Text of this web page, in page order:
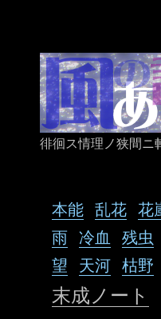
徘徊ス情理ノ狭間ニ
本能 乱花 花
雨 冷血 残虫
望
天河 枯野
末成ノート